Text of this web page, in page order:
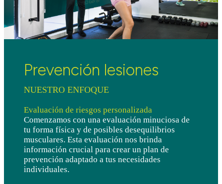
Prevención lesiones
NUESTRO ENFOQUE
Evaluación de riesgos personalizada
Comenzamos con una evaluación minuciosa de
tu forma física y de posibles desequilibrios
musculares. Esta evaluación nos brinda
información crucial para crear un plan de
prevención adaptado a tus necesidades
individuales.